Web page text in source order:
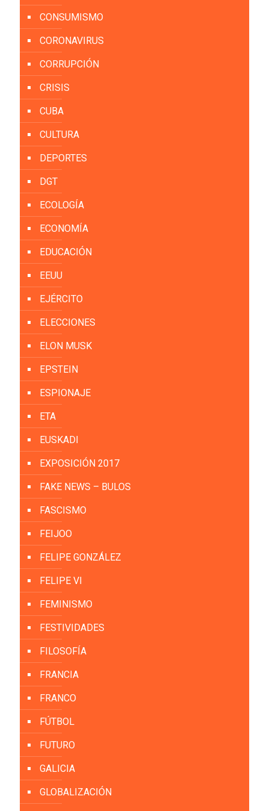
CONSUMISMO
CORONAVIRUS
CORRUPCIÓN
CRISIS
CUBA
CULTURA
DEPORTES
DGT
ECOLOGÍA
ECONOMÍA
EDUCACIÓN
EEUU
EJÉRCITO
ELECCIONES
ELON MUSK
EPSTEIN
ESPIONAJE
ETA
EUSKADI
EXPOSICIÓN 2017
FAKE NEWS – BULOS
FASCISMO
FEIJOO
FELIPE GONZÁLEZ
FELIPE VI
FEMINISMO
FESTIVIDADES
FILOSOFÍA
FRANCIA
FRANCO
FÚTBOL
FUTURO
GALICIA
GLOBALIZACIÓN